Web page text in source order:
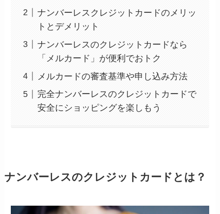
ナンバーレスクレジットカードのメリッ
トとデメリット
ナンバーレスのクレジットカードなら
「メルカード」が便利でおトク
メルカードの審査基準や申し込み方法
完全ナンバーレスのクレジットカードで
安全にショッピングを楽しもう
ナンバーレスのクレジットカードとは？